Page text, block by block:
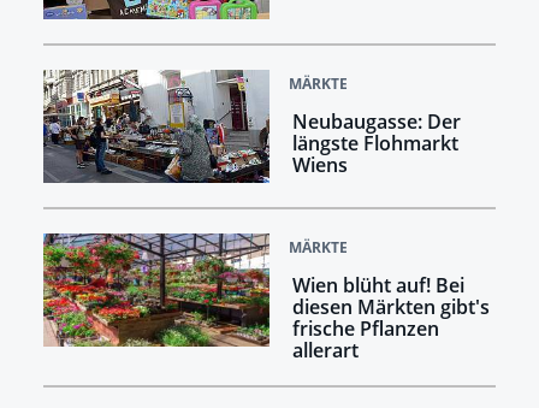
MÄRKTE
Neubaugasse: Der
längste Flohmarkt
Wiens
MÄRKTE
Wien blüht auf! Bei
diesen Märkten gibt's
frische Pflanzen
allerart